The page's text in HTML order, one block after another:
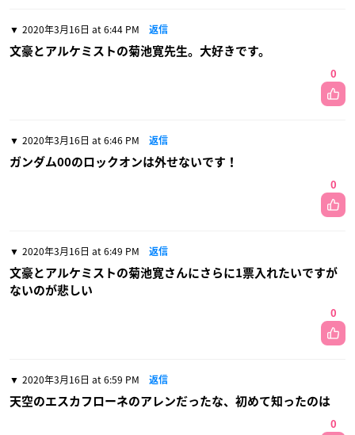
2020年3月16日 at 6:44 PM 返信
文豪とアルケミストの菊池寛先生。大好きです。
0
2020年3月16日 at 6:46 PM 返信
ガンダム00のロックオンは外せないです！
0
2020年3月16日 at 6:49 PM 返信
文豪とアルケミストの菊池寛さんにさらに1票入れたいですが
ないのが悲しい
0
2020年3月16日 at 6:59 PM 返信
天空のエスカフローネのアレンだったな、初めて知ったのは
0